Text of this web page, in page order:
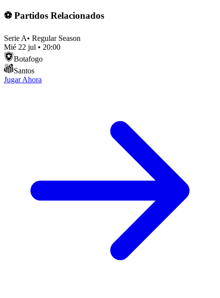
⚽ Partidos Relacionados
Serie A• Regular Season
Mié 22 jul • 20:00
Botafogo
Santos
Jugar Ahora